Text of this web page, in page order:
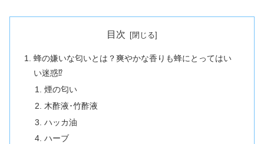
目次
蜂の嫌いな匂いとは？爽やかな香りも蜂にとってはい
い迷惑⁉
煙の匂い
木酢液･竹酢液
ハッカ油
ハーブ